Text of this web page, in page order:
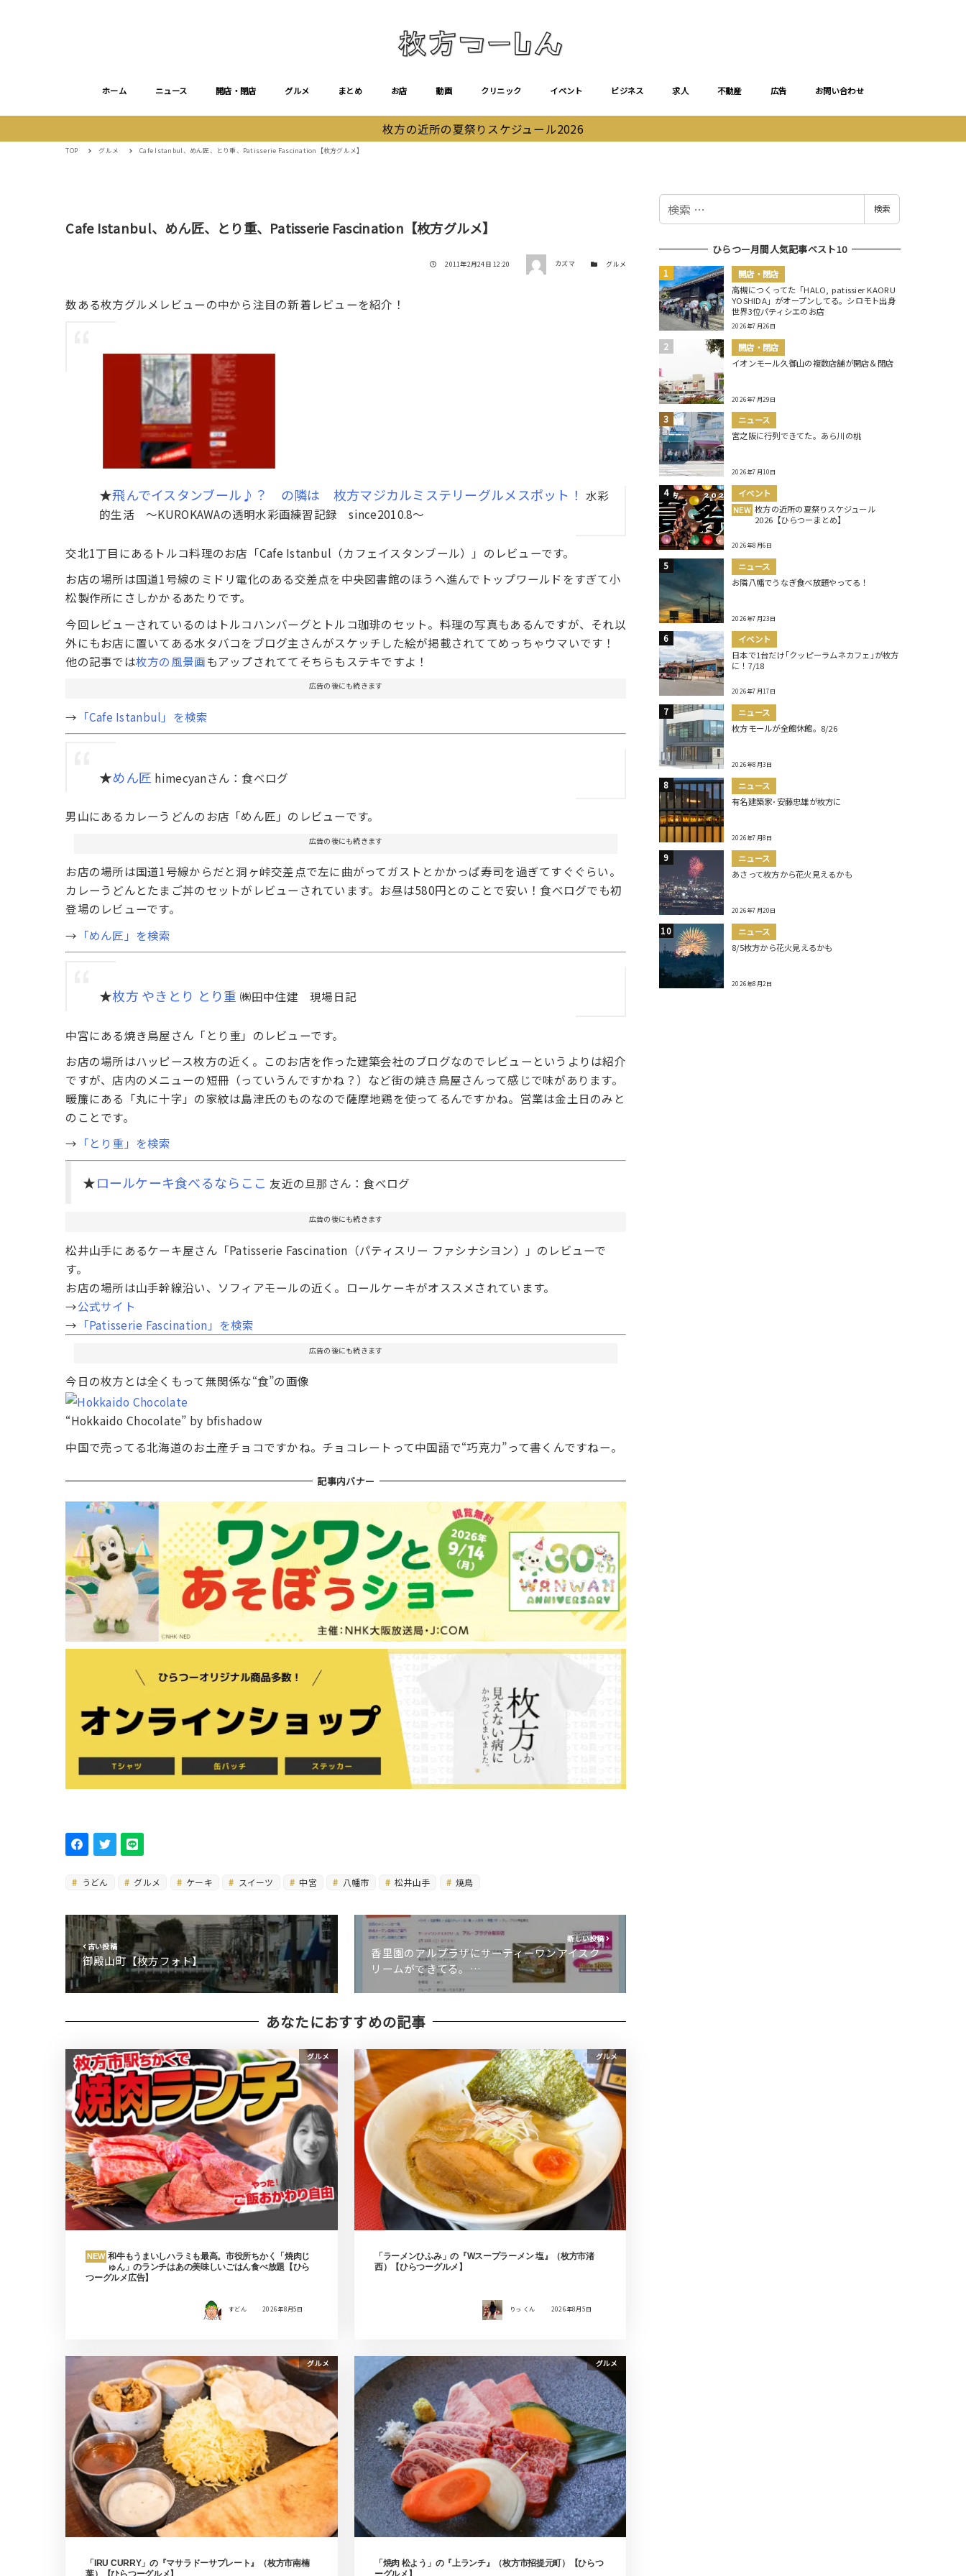
ホーム ニュース 開店・閉店 グルメ まとめ お店 動画 クリニック イベント ビジネス 求人 不動産 広告 お問い合わせ
枚方の近所の夏祭りスケジュール2026
TOP グルメ Cafe Istanbul、めん匠、とり重、Patisserie Fascination【枚方グルメ】
Cafe Istanbul、めん匠、とり重、Patisserie Fascination【枚方グルメ】
投稿日
2011年2月24日 12:20 著者 カズマ カテゴリー
グルメ
数ある枚方グルメレビューの中から注目の新着レビューを紹介！
★飛んでイスタンブール♪？ の隣は 枚方マジカルミステリーグルメスポット！ 水彩
的生活 ～KUROKAWAの透明水彩画練習記録 since2010.8～
交北1丁目にあるトルコ料理のお店「Cafe Istanbul（カフェイスタンブール）」のレビューです。
お店の場所は国道1号線のミドリ電化のある交差点を中央図書館のほうへ進んでトップワールドをすぎて小
松製作所にさしかかるあたりです。
今回レビューされているのはトルコハンバーグとトルコ珈琲のセット。料理の写真もあるんですが、それ以
外にもお店に置いてある水タバコをブログ主さんがスケッチした絵が掲載されててめっちゃウマいです！
他の記事では枚方の風景画もアップされててそちらもステキですよ！
広告の後にも続きます
→ 「Cafe Istanbul」を検索
★めん匠 himecyanさん：食べログ
男山にあるカレーうどんのお店「めん匠」のレビューです。
広告の後にも続きます
お店の場所は国道1号線からだと洞ヶ峠交差点で左に曲がってガストとかかっぱ寿司を過ぎてすぐぐらい。
カレーうどんとたまご丼のセットがレビューされています。お昼は580円とのことで安い！食べログでも初
登場のレビューです。
→ 「めん匠」を検索
★枚方 やきとり とり重 ㈱田中住建 現場日記
中宮にある焼き鳥屋さん「とり重」のレビューです。
お店の場所はハッピース枚方の近く。このお店を作った建築会社のブログなのでレビューというよりは紹介
ですが、店内のメニューの短冊（っていうんですかね？）など街の焼き鳥屋さんって感じで味があります。
暖簾にある「丸に十字」の家紋は島津氏のものなので薩摩地鶏を使ってるんですかね。営業は金土日のみと
のことです。
→ 「とり重」を検索
★ロールケーキ食べるならここ 友近の旦那さん：食べログ
広告の後にも続きます
松井山手にあるケーキ屋さん「Patisserie Fascination（パティスリー ファシナシヨン）」のレビューで
す。
お店の場所は山手幹線沿い、ソフィアモールの近く。ロールケーキがオススメされています。
→公式サイト
→ 「Patisserie Fascination」を検索
広告の後にも続きます
今日の枚方とは全くもって無関係な“食”の画像
“Hokkaido Chocolate” by bfishadow
中国で売ってる北海道のお土産チョコですかね。チョコレートって中国語で“巧克力”って書くんですねー。
記事内バナー
うどん グルメ ケーキ スイーツ 中宮 八幡市 松井山手 焼鳥
古い投稿
御殿山町【枚方フォト】
新しい投稿
香里園のアルプラザにサーティーワンアイスク
リームができてる。…
あなたにおすすめの記事
グルメ
NEW 和牛もうまいしハラミも最高。市役所ちかく「焼肉じ
ゅん」のランチはあの美味しいごはん食べ放題【ひら
つーグルメ広告】
すどん 2026年8月5日
グルメ
「ラーメンひふみ」の『Wスープラーメン 塩』（枚方市渚
西）【ひらつーグルメ】
りっ くん 2026年8月5日
グルメ
「IRU CURRY」の『マサラドーサプレート』（枚方市南楠
葉）【ひらつーグルメ】
グルメ
「焼肉 松よう」の『上ランチ』（枚方市招提元町）【ひらつ
ーグルメ】
検
検索
ひらつー月間人気記事ベスト10
開店・閉店
高槻につくってた「HALO, patissier KAORU
YOSHIDA」がオープンしてる。シロモト出身
世界3位パティシエのお店
2026年7月26日
開店・閉店
イオンモール久御山の複数店舗が開店＆閉店
2026年7月29日
ニュース
宮之阪に行列できてた。あら川の桃
2026年7月10日
イベント
NEW 枚方の近所の夏祭りスケジュール
2026【ひらつーまとめ】
2026年8月6日
ニュース
お隣八幡でうなぎ食べ放題やってる！
2026年7月23日
イベント
日本で1台だけ｢クッピーラムネカフェ｣が枚方
に！7/18
2026年7月17日
ニュース
枚方モールが全館休館。8/26
2026年8月3日
ニュース
有名建築家･安藤忠雄が枚方に
2026年7月8日
ニュース
あさって枚方から花火見えるかも
2026年7月20日
ニュース
8/5枚方から花火見えるかも
2026年8月2日